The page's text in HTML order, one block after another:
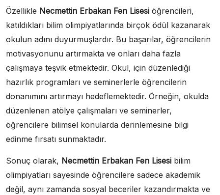
Özellikle Necmettin Erbakan Fen Lisesi öğrencileri,
katıldıkları bilim olimpiyatlarında birçok ödül kazanarak
okulun adını duyurmuşlardır. Bu başarılar, öğrencilerin
motivasyonunu artırmakta ve onları daha fazla
çalışmaya teşvik etmektedir. Okul, için düzenlediği
hazırlık programları ve seminerlerle öğrencilerin
donanımını artırmayı hedeflemektedir. Örneğin, okulda
düzenlenen atölye çalışmaları ve seminerler,
öğrencilere bilimsel konularda derinlemesine bilgi
edinme fırsatı sunmaktadır.
Sonuç olarak, Necmettin Erbakan Fen Lisesi bilim
olimpiyatları sayesinde öğrencilere sadece akademik
değil, aynı zamanda sosyal beceriler kazandırmakta ve